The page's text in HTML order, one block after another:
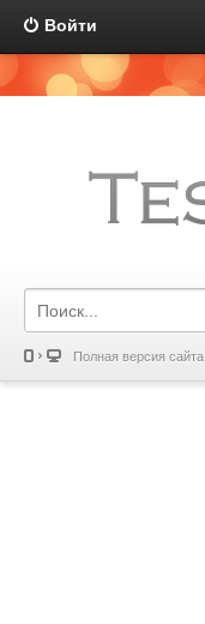
Войти
Полная версия сайта